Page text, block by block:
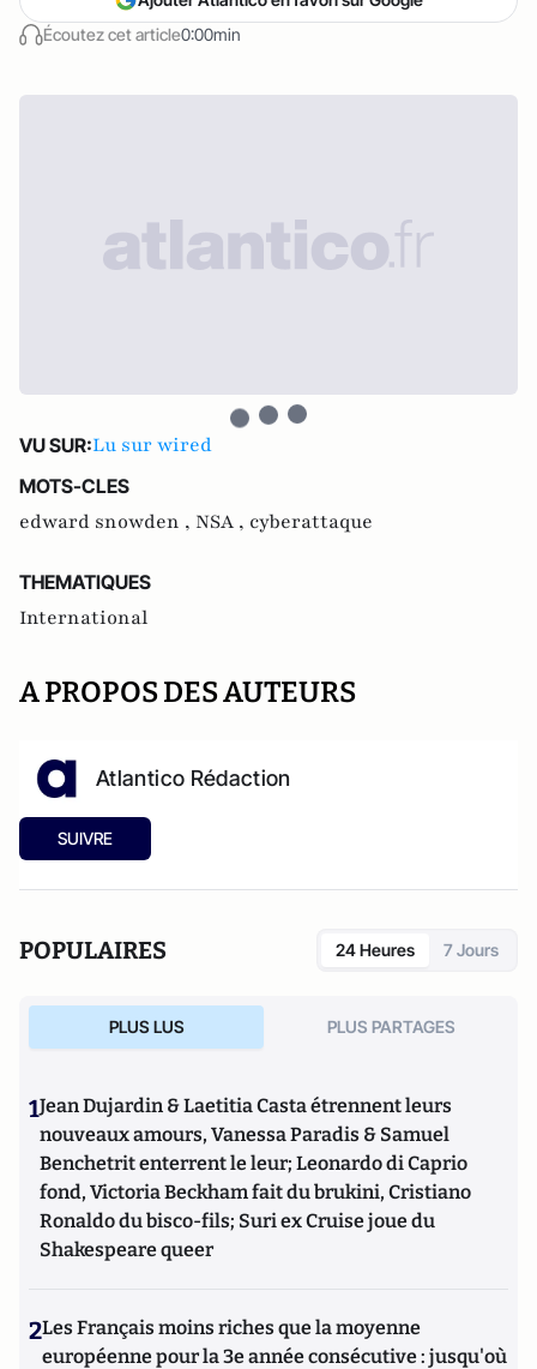
Écoutez cet article0:00min
VU SUR:Lu sur wired
MOTS-CLES
edward snowden , NSA , cyberattaque
THEMATIQUES
International
A PROPOS DES AUTEURS
Atlantico Rédaction
SUIVRE
POPULAIRES 24 Heures 7 Jours
PLUS LUS PLUS PARTAGES
1Jean Dujardin & Laetitia Casta étrennent leurs
nouveaux amours, Vanessa Paradis & Samuel
Benchetrit enterrent le leur; Leonardo di Caprio
fond, Victoria Beckham fait du brukini, Cristiano
Ronaldo du bisco-fils; Suri ex Cruise joue du
Shakespeare queer
2Les Français moins riches que la moyenne
européenne pour la 3e année consécutive : jusqu'où